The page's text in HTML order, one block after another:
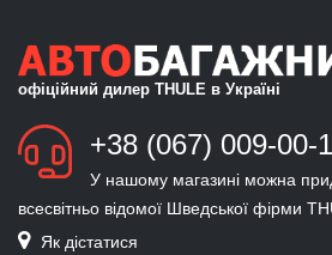
офіційний дилер THULE в Україні
+38 (067) 009-00-
У нашому магазині можна
всесвітньо відомої Шведської фірми
Як дістатися